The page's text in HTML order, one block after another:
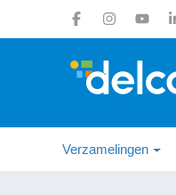
Verzamelingen